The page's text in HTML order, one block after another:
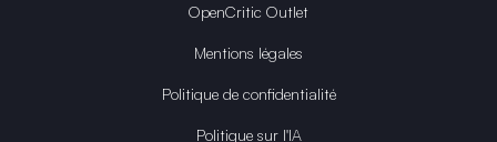
OpenCritic Outlet
Mentions légales
Politique de confidentialité
Politique sur l'IA